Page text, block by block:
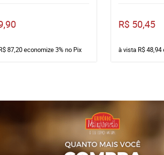
87,20economize3% no Pix
R$ 50,45
à vista R$ 48,94